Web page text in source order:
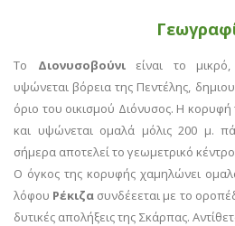
Το Διονυσοβούνιείναι το
υψώνεται βόρεια της Πεντέλης,
όριο του οικισμού Διόνυσος. Η
και υψώνεται ομαλά μόλις 200 μ.
σήμερα αποτελεί το γεωμετρικό
Ο όγκος της κορυφής χαμηλώνει
λόφου Ρέκιζα συνδέεεται με το
δυτικές απολήξεις της Σκάρπας.